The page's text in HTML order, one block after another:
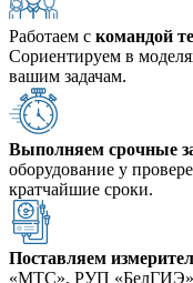
Работаем с командой
Сориентируем в
вашим задачам.
Выполняем срочные
оборудование у
кратчайшие сроки.
Поставляем
«МТС», РУП